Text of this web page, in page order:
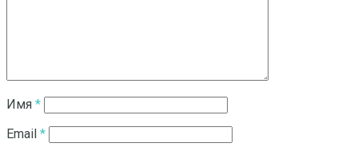
Имя *
Email *